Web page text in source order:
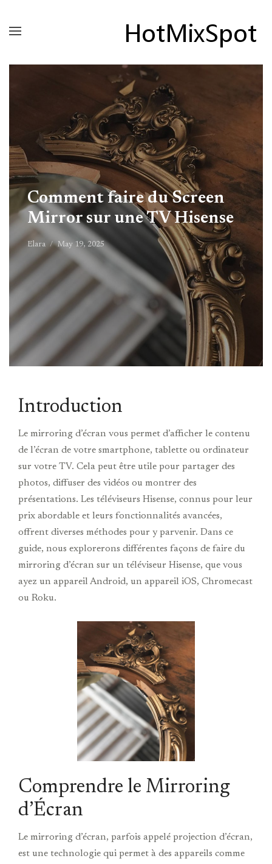
Comment faire du Screen
Mirror sur une TV Hisense
Elara May 19, 2025
Introduction
Le mirroring d’écran vous permet d’afficher le contenu
de l’écran de votre smartphone, tablette ou ordinateur
sur votre TV. Cela peut être utile pour partager des
photos, diffuser des vidéos ou montrer des
présentations. Les téléviseurs Hisense, connus pour leur
prix abordable et leurs fonctionnalités avancées,
offrent diverses méthodes pour y parvenir. Dans ce
guide, nous explorerons différentes façons de faire du
mirroring d’écran sur un téléviseur Hisense, que vous
ayez un appareil Android, un appareil iOS, Chromecast
ou Roku.
Comprendre le Mirroring
d’Écran
Le mirroring d’écran, parfois appelé projection d’écran,
est une technologie qui permet à des appareils comme